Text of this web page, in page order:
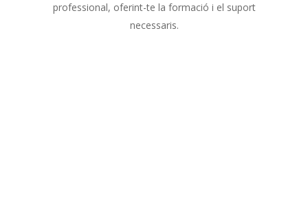
professional, oferint-te la formació i el suport
necessaris.